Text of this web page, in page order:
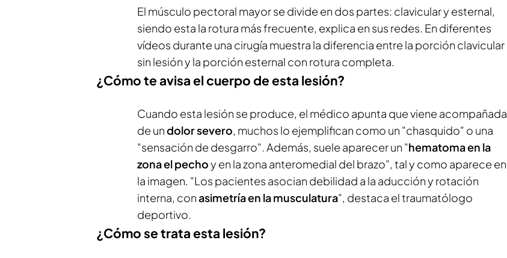
El músculo pectoral mayor se divide en dos partes: clavicular y esternal,
siendo esta la rotura más frecuente, explica en sus redes. En diferentes
vídeos durante una cirugía muestra la diferencia entre la porción clavicular
sin lesión y la porción esternal con rotura completa.
¿Cómo te avisa el cuerpo de esta lesión?
Cuando esta lesión se produce, el médico apunta que viene acompañada
de undolor severo, muchos lo ejemplifican como un "chasquido" o una
"sensación de desgarro". Además, suele aparecer un "hematoma en la
zona el pechoy en la zona anteromedial del brazo", tal y como aparece en
la imagen. "Los pacientes asocian debilidad a la aducción y rotación
interna, conasimetría en la musculatura", destaca el traumatólogo
deportivo.
¿Cómo se trata esta lesión?